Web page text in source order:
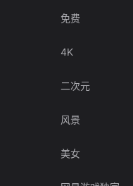
免费
4K
二次元
风景
美女